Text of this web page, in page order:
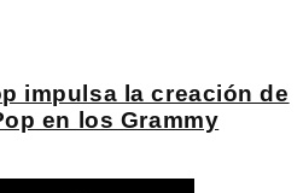
impulsa la creación de
en los Grammy